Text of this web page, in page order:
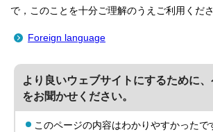
で，このことを十分ご理解のうえご利用くださ
Foreign language
より良いウェブサイトにするために
をお聞かせください。
このページの内容はわかりやすかったで